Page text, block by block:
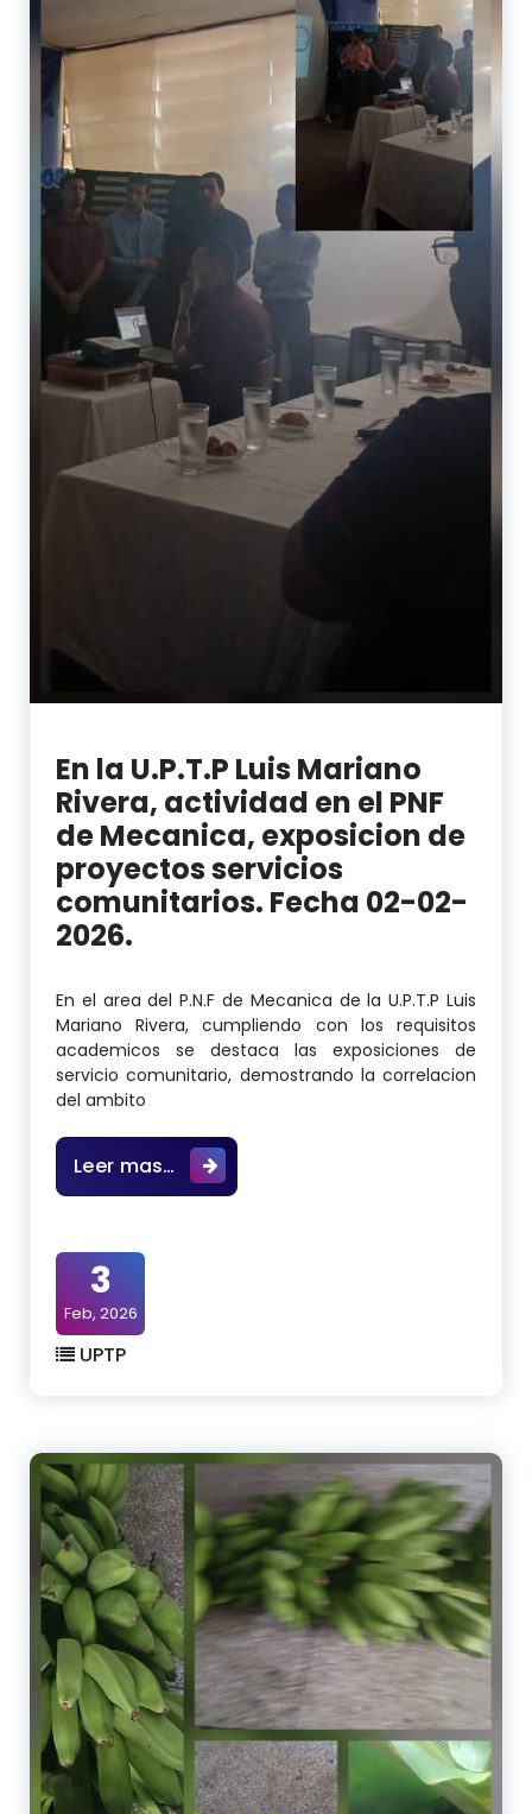
En la U.P.T.P Luis Mariano
Rivera, actividad en el PNF
de Mecanica, exposicion de
proyectos servicios
comunitarios. Fecha 02-02-
2026.
En el area del P.N.F de Mecanica de la U.P.T.P Luis
Mariano Rivera, cumpliendo con los requisitos
academicos se destaca las exposiciones de
servicio comunitario, demostrando la correlacion
del ambito
Leer mas… En la U.P.T.P Luis Mariano
3
Feb, 2026
UPTP